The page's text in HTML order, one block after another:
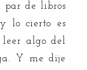
par de libros
lo cierto es
leer algo del
Y me dije